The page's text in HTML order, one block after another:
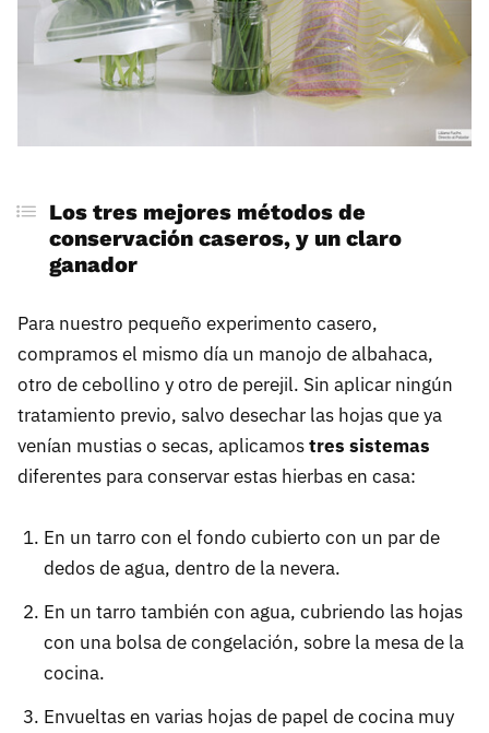
Los tres mejores métodos de
conservación caseros, y un claro
ganador
Para nuestro pequeño experimento casero,
compramos el mismo día un manojo de albahaca,
otro de cebollino y otro de perejil. Sin aplicar ningún
tratamiento previo, salvo desechar las hojas que ya
venían mustias o secas, aplicamostres sistemas
diferentes para conservar estas hierbas en casa:
En un tarro con el fondo cubierto con un par de
dedos de agua, dentro de la nevera.
En un tarro también con agua, cubriendo las hojas
con una bolsa de congelación, sobre la mesa de la
cocina.
Envueltas en varias hojas de papel de cocina muy